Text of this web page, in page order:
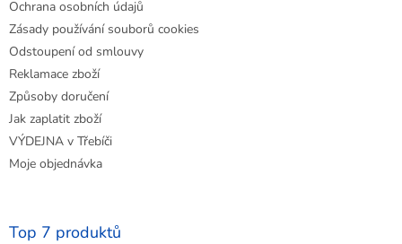
Ochrana osobních údajů
Zásady používání souborů cookies
Odstoupení od smlouvy
Reklamace zboží
Způsoby doručení
Jak zaplatit zboží
VÝDEJNA v Třebíči
Moje objednávka
Top 7 produktů